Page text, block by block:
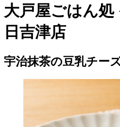
大戸屋ごはん
日吉津店
宇治抹茶の豆乳チー